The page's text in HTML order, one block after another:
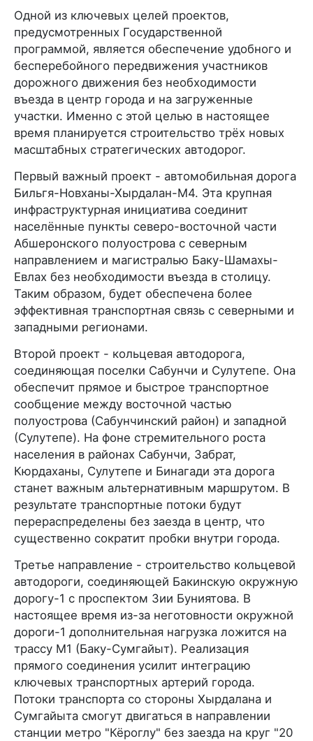
Одной из ключевых целей проектов,
предусмотренных Государственной
программой, является обеспечение удобного и
бесперебойного передвижения участников
дорожного движения без необходимости
въезда в центр города и на загруженные
участки. Именно с этой целью в настоящее
время планируется строительство трёх новых
масштабных стратегических автодорог.
Первый важный проект - автомобильная дорога
Бильгя-Новханы-Хырдалан-M4. Эта крупная
инфраструктурная инициатива соединит
населённые пункты северо-восточной части
Абшеронского полуострова с северным
направлением и магистралью Баку-Шамахы-
Евлах без необходимости въезда в столицу.
Таким образом, будет обеспечена более
эффективная транспортная связь с северными и
западными регионами.
Второй проект - кольцевая автодорога,
соединяющая поселки Сабунчи и Сулутепе. Она
обеспечит прямое и быстрое транспортное
сообщение между восточной частью
полуострова (Сабунчинский район) и западной
(Сулутепе). На фоне стремительного роста
населения в районах Сабунчи, Забрат,
Кюрдаханы, Сулутепе и Бинагади эта дорога
станет важным альтернативным маршрутом. В
результате транспортные потоки будут
перераспределены без заезда в центр, что
существенно сократит пробки внутри города.
Третье направление - строительство кольцевой
автодороги, соединяющей Бакинскую окружную
дорогу-1 с проспектом Зии Буниятова. В
настоящее время из-за неготовности окружной
дороги-1 дополнительная нагрузка ложится на
трассу M1 (Баку-Сумгайыт). Реализация
прямого соединения усилит интеграцию
ключевых транспортных артерий города.
Потоки транспорта со стороны Хырдалана и
Сумгайыта смогут двигаться в направлении
станции метро "Кёроглу" без заезда на круг "20